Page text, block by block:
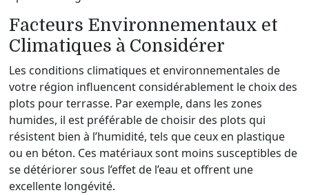
Facteurs Environnementaux et
Climatiques à Considérer
Les conditions climatiques et environnementales de
votre région influencent considérablement le choix des
plots pour terrasse. Par exemple, dans les zones
humides, il est préférable de choisir des plots qui
résistent bien à l’humidité, tels que ceux en plastique
ou en béton. Ces matériaux sont moins susceptibles de
se détériorer sous l’effet de l’eau et offrent une
excellente longévité.